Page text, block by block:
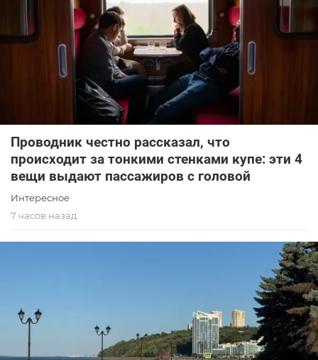
Проводник честно рассказал, что
происходит за тонкими стенками купе: эти 4
вещи выдают пассажиров с головой
Интересное
7 часов назад